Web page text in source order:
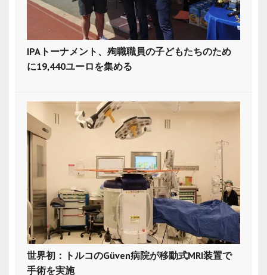
IPAトーナメント、殉職職員の子どもたちのため
に19,440ユーロを集める
世界初：トルコのGüven病院が移動式MRI装置で
手術を実施